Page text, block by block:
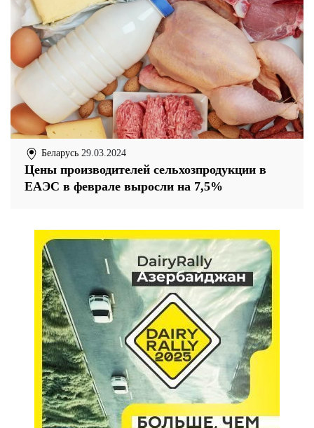
Беларусь 29.03.2024
Цены производителей сельхозпродукции в
ЕАЭС в феврале выросли на 7,5%